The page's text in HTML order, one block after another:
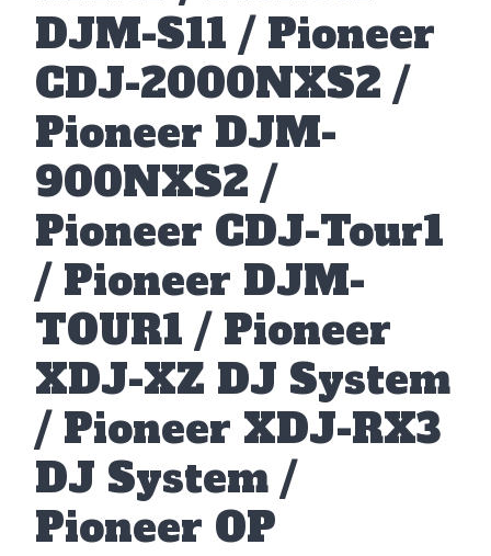
DJM-S11 / Pioneer
CDJ-2000NXS2 /
Pioneer DJM-
900NXS2 /
Pioneer CDJ-Tour1
/ Pioneer DJM-
TOUR1 / Pioneer
XDJ-XZ DJ System
/ Pioneer XDJ-RX3
DJ System /
Pioneer OP